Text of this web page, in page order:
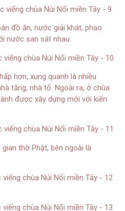
đồ ăn, nước giải khát, phao
nước san sát nhau.
hơn, xung quanh là nhiều
tăng, nhà tổ. Ngoài ra, ở chùa
được xây dựng mới với kiến
thờ Phật, bên ngoài là